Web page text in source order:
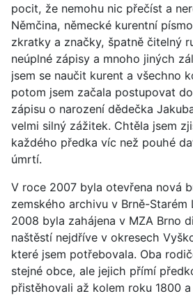
pocit, že nemohu nic přečíst a
Němčina, německé kurentní
zkratky a značky, špatně čitelný
neúplné zápisy a mnoho jiných
jsem se naučit kurent a všechno
potom jsem začala postupovat
zápisu o narození dědečka
velmi silný zážitek. Chtěla jsem
každého předka víc než pouhé
úmrtí.
V roce 2007 byla otevřena nová
zemského archivu v Brně-Starém
2008 byla zahájena v MZA Brno
naštěstí nejdříve v okresech
které jsem potřebovala. Oba
stejné obce, ale jejich přímí
přistěhovali až kolem roku 1800